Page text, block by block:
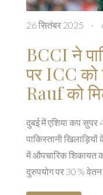
26 सितंबर 2025 ·
BCCI ने
पर ICC को
Rauf को
दुबई में एशिया कप सुपर
पाकिस्तानी
में औपचारिक शिकायत
दुरुपयोग पर 30 %